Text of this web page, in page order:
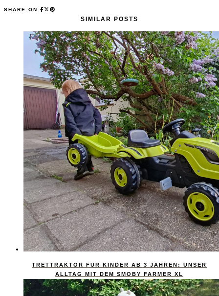
SHARE ON
SIMILAR POSTS
TRETTRAKTOR FÜR KINDER AB 3 JAHREN: UNSER
ALLTAG MIT DEM SMOBY FARMER XL